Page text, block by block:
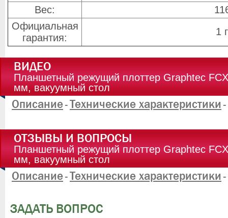
Вес:
Официальная
гарантия:
1
ВИДЕО
Планшетный режущий плоттер Graphtec
мм, вакуумный стол
Описание-Технические характеристики -
ОТЗЫВЫ И ВОПРОСЫ
Планшетный режущий плоттер Graphtec
мм, вакуумный стол
Описание-Технические характеристики -
ЗАДАТЬ ВОПРОС